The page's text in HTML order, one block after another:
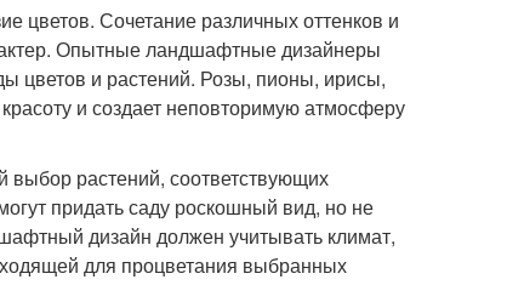
цветов. Сочетание различных оттенков и
Опытные ландшафтные дизайнеры
цветов и растений. Розы, пионы, ирисы,
и создает неповторимую атмосферу
выбор растений, соответствующих
придать саду роскошный вид, но не
дизайн должен учитывать климат,
для процветания выбранных